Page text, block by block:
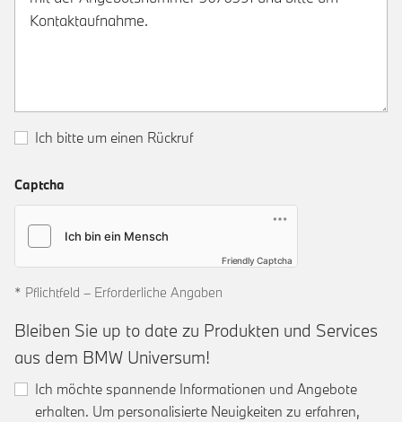
Ich bitte um einen Rückruf
Captcha
Friendly Captcha
* Pflichtfeld – Erforderliche Angaben
Bleiben Sie up to date zu Produkten und Services
aus dem BMW Universum!
Ich möchte spannende Informationen und Angebote
erhalten. Um personalisierte Neuigkeiten zu erfahren,